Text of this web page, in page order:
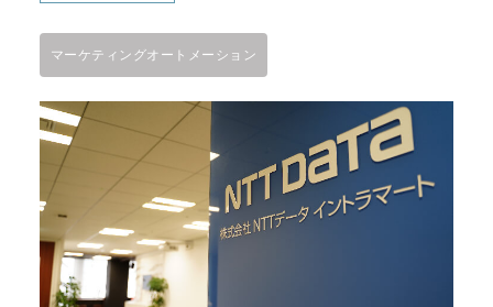
マーケティングオートメーション